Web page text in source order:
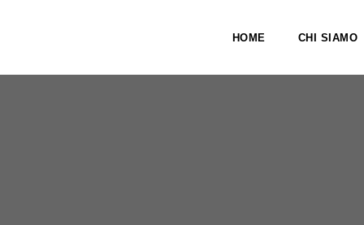
HOME CHI SIAMO